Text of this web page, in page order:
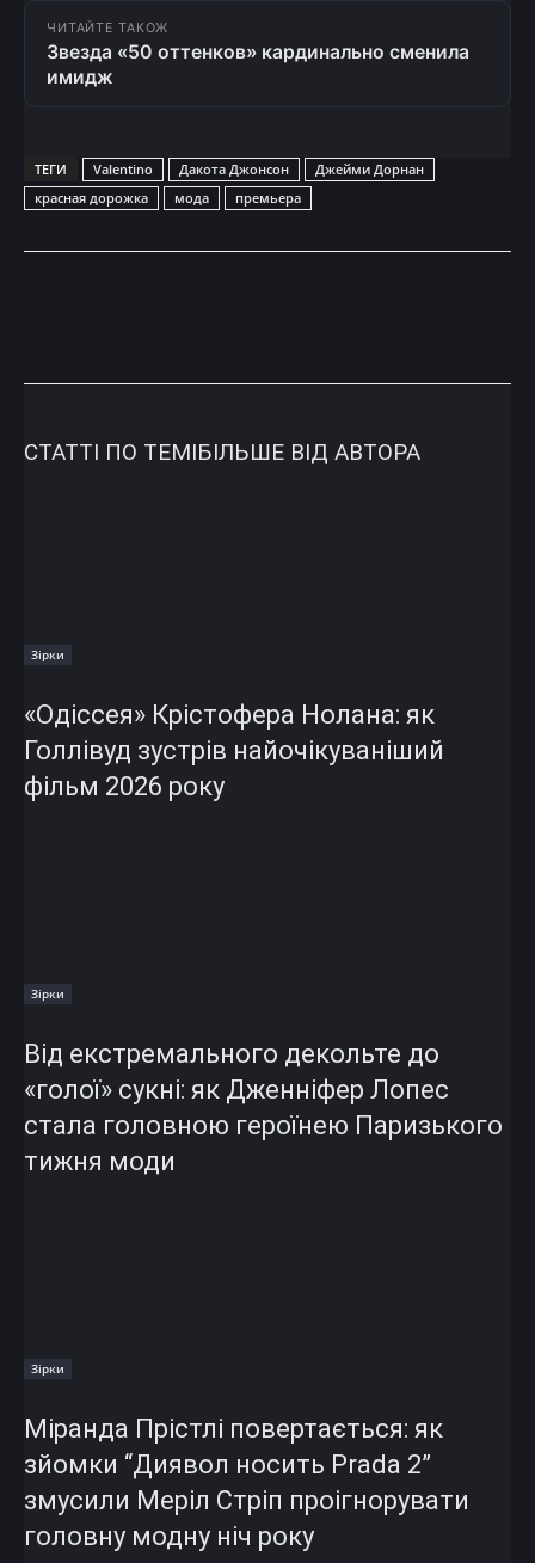
ЧИТАЙТЕ ТАКОЖ
Звезда «50 оттенков» кардинально сменила
имидж
ТЕГИ Valentino Дакота Джонсон
Джейми Дорнан
красная дорожка
мода премьера
СТАТТІ ПО ТЕМІБІЛЬШЕ ВІД АВТОРА
Зірки
«Одіссея» Крістофера Нолана: як
Голлівуд зустрів найочікуваніший
фільм 2026 року
Зірки
Від екстремального декольте до
«голої» сукні: як Дженніфер Лопес
стала головною героїнею Паризького
тижня моди
Зірки
Міранда Прістлі повертається: як
зйомки “Диявол носить Prada 2”
змусили Меріл Стріп проігнорувати
головну модну ніч року